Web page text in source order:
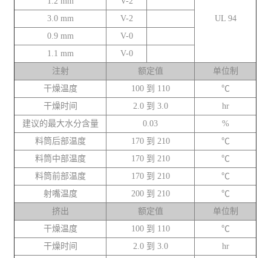
UL 94
3.0 mm
V-2
0.9 mm
V-0
1.1 mm
V-0
注射
额定值
单位制
干燥温度
100 到 110
℃
干燥时间
2.0 到 3.0
hr
建议的最大水分含量
0.03
%
料筒后部温度
170 到 210
℃
料筒中部温度
170 到 210
℃
料筒前部温度
170 到 210
℃
射嘴温度
200 到 210
℃
挤出
额定值
单位制
干燥温度
100 到 110
℃
干燥时间
2.0 到 3.0
hr